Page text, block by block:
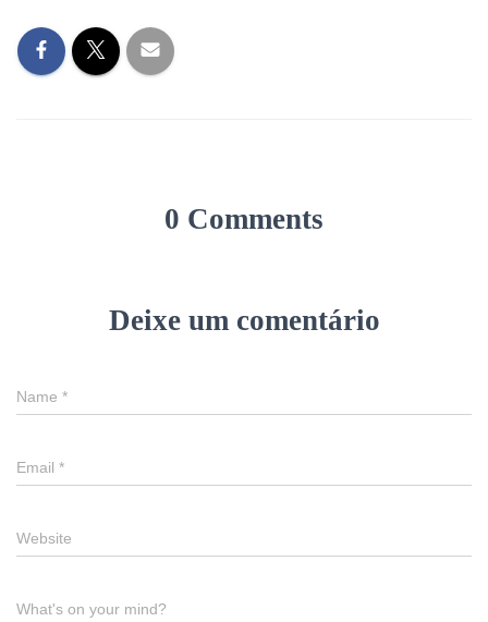
0 Comments
Deixe um comentário
Name *
Email *
Website
What's on your mind?